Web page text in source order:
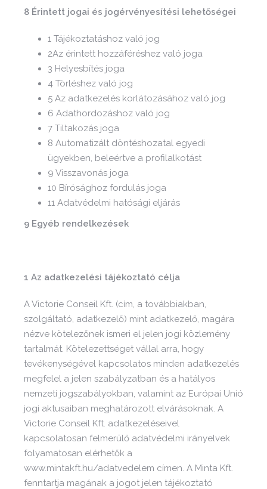
8 Érintett jogai és jogérvényesítési lehetőségei
1 Tájékoztatáshoz való jog
2Az érintett hozzáféréshez való joga
3 Helyesbítés joga
4 Törléshez való jog
5 Az adatkezelés korlátozásához való jog
6 Adathordozáshoz való jog
7 Tiltakozás joga
8 Automatizált döntéshozatal egyedi
ügyekben, beleértve a profilalkotást
9 Visszavonás joga
10 Bírósághoz fordulás joga
11 Adatvédelmi hatósági eljárás
9 Egyéb rendelkezések
1 Az adatkezelési tájékoztató célja
A Victorie Conseil Kft. (cím, a továbbiakban,
szolgáltató, adatkezelő) mint adatkezelő, magára
nézve kötelezőnek ismeri el jelen jogi közlemény
tartalmát. Kötelezettséget vállal arra, hogy
tevékenységével kapcsolatos minden adatkezelés
megfelel a jelen szabályzatban és a hatályos
nemzeti jogszabályokban, valamint az Európai Unió
jogi aktusaiban meghatározott elvárásoknak. A
Victorie Conseil Kft. adatkezeléseivel
kapcsolatosan felmerülő adatvédelmi irányelvek
folyamatosan elérhetők a
www.mintakft.hu/adatvedelem címen. A Minta Kft.
fenntartja magának a jogot jelen tájékoztató